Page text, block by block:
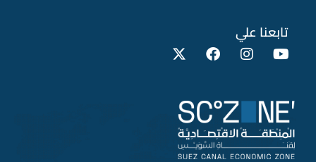
تابعنا علي